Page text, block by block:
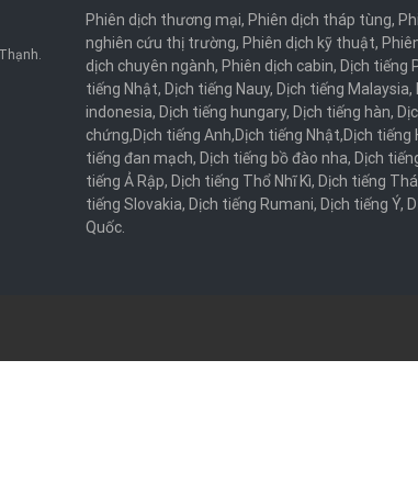
Phiên dịch thương mại, Phiên dịch tháp tùng,
nghiên cứu thị trường, Phiên dịch kỹ thuật,
dịch chuyên ngành, Phiên dịch cabin, Dịch tiếng
tiếng Nhật, Dịch tiếng Nauy, Dịch tiếng Malaysia,
indonesia, Dịch tiếng hungary, Dịch tiếng hàn,
chứng,Dịch tiếng Anh,Dịch tiếng Nhật,Dịch tiếng
tiếng đan mạch, Dịch tiếng bồ đào nha, Dịch
tiếng Ả Rập, Dịch tiếng Thổ Nhĩ Kì, Dịch tiếng
tiếng Slovakia, Dịch tiếng Rumani, Dịch tiếng Ý,
Quốc.